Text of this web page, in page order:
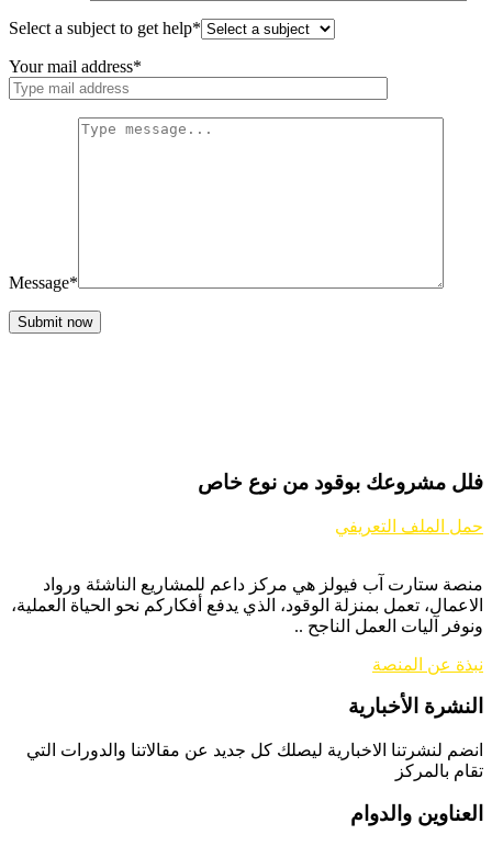
Select a subject to get help*
Your mail address*
Message*
Submit now
فلل مشروعك بوقود من نوع خاص
حمل الملف التعريفي
منصة ستارت آب فيولز هي مركز داعم للمشاريع الناشئة ورواد
الاعمال، تعمل بمنزلة الوقود، الذي يدفع أفكاركم نحو الحياة العملية،
ونوفر آليات العمل الناجح ..
نبذة عن المنصة
النشرة الأخبارية
انضم لنشرتنا الاخبارية ليصلك كل جديد عن مقالاتنا والدورات التي
تقام بالمركز
العناوين والدوام